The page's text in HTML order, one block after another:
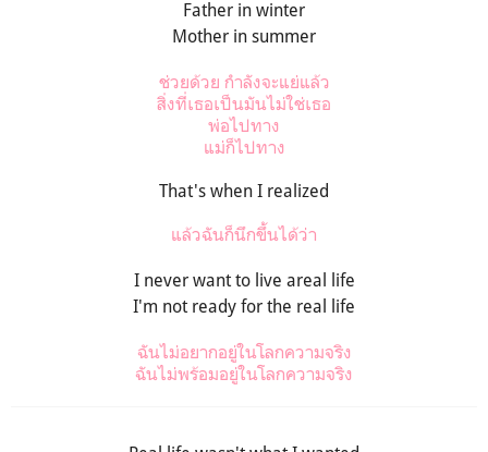
Father in winter
Mother in summer
ช่วยด้วย กำลังจะแย่แล้ว
สิ่งที่เธอเป็นมันไม่ใช่เธอ
พ่อไปทาง
แม่ก็ไปทาง
That's when I realized
แล้วฉันก็นึกขึ้นได้ว่า
I never want to live areal life
I'm not ready for the real life
ฉันไม่อยากอยู่ในโลกความจริง
ฉันไม่พร้อมอยู่ในโลกความจริง